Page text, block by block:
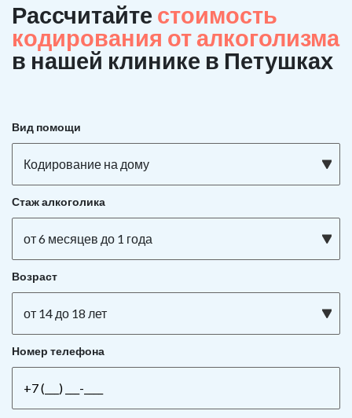
Рассчитайте стоимость
кодирования от алкоголизма
в нашей клинике в Петушках
Вид помощи
Кодирование на дому
Стаж алкоголика
от 6 месяцев до 1 года
Возраст
от 14 до 18 лет
Номер телефона